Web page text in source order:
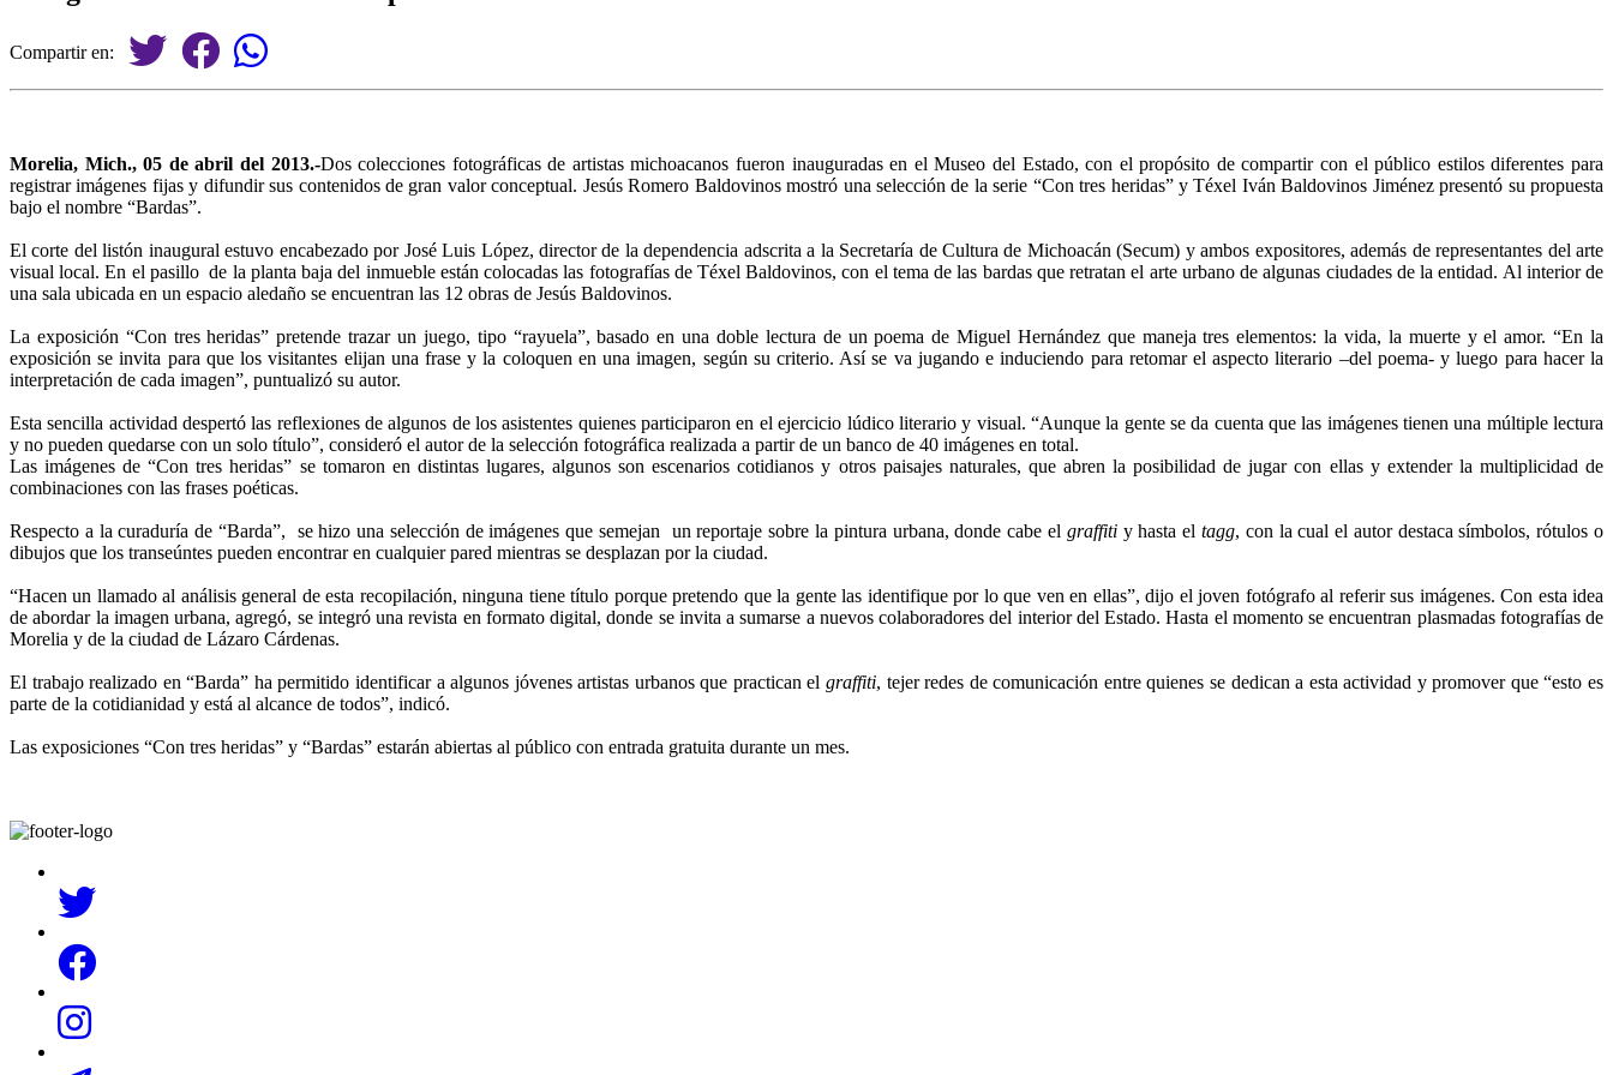
Compartir en:
Morelia, Mich., 05 de abril del 2013.-Dos colecciones fotográficas de artistas michoacanos fueron inauguradas en el Museo del Estado, con el propósito de compartir con el público estilos diferentes para
registrar imágenes fijas y difundir sus contenidos de gran valor conceptual. Jesús Romero Baldovinos mostró una selección de la serie “Con tres heridas” y Téxel Iván Baldovinos Jiménez presentó su propuesta
bajo el nombre “Bardas”.
El corte del listón inaugural estuvo encabezado por José Luis López, director de la dependencia adscrita a la Secretaría de Cultura de Michoacán (Secum) y ambos expositores, además de representantes del arte
visual local. En el pasillo de la planta baja del inmueble están colocadas las fotografías de Téxel Baldovinos, con el tema de las bardas que retratan el arte urbano de algunas ciudades de la entidad. Al interior de
una sala ubicada en un espacio aledaño se encuentran las 12 obras de Jesús Baldovinos.
La exposición “Con tres heridas” pretende trazar un juego, tipo “rayuela”, basado en una doble lectura de un poema de Miguel Hernández que maneja tres elementos: la vida, la muerte y el amor. “En la
exposición se invita para que los visitantes elijan una frase y la coloquen en una imagen, según su criterio. Así se va jugando e induciendo para retomar el aspecto literario –del poema- y luego para hacer la
interpretación de cada imagen”, puntualizó su autor.
Esta sencilla actividad despertó las reflexiones de algunos de los asistentes quienes participaron en el ejercicio lúdico literario y visual. “Aunque la gente se da cuenta que las imágenes tienen una múltiple lectura
y no pueden quedarse con un solo título”, consideró el autor de la selección fotográfica realizada a partir de un banco de 40 imágenes en total.
Las imágenes de “Con tres heridas” se tomaron en distintas lugares, algunos son escenarios cotidianos y otros paisajes naturales, que abren la posibilidad de jugar con ellas y extender la multiplicidad de
combinaciones con las frases poéticas.
Respecto a la curaduría de “Barda”, se hizo una selección de imágenes que semejan un reportaje sobre la pintura urbana, donde cabe el graffitiy hasta el tagg, con la cual el autor destaca símbolos, rótulos o
dibujos que los transeúntes pueden encontrar en cualquier pared mientras se desplazan por la ciudad.
“Hacen un llamado al análisis general de esta recopilación, ninguna tiene título porque pretendo que la gente las identifique por lo que ven en ellas”, dijo el joven fotógrafo al referir sus imágenes. Con esta idea
de abordar la imagen urbana, agregó, se integró una revista en formato digital, donde se invita a sumarse a nuevos colaboradores del interior del Estado. Hasta el momento se encuentran plasmadas fotografías de
Morelia y de la ciudad de Lázaro Cárdenas.
El trabajo realizado en “Barda” ha permitido identificar a algunos jóvenes artistas urbanos que practican el graffiti, tejer redes de comunicación entre quienes se dedican a esta actividad y promover que “esto es
parte de la cotidianidad y está al alcance de todos”, indicó.
Las exposiciones “Con tres heridas” y “Bardas” estarán abiertas al público con entrada gratuita durante un mes.